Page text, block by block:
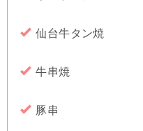
仙台牛タン焼
牛串焼
豚串